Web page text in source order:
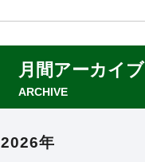
月間アーカイブ
ARCHIVE
2026年